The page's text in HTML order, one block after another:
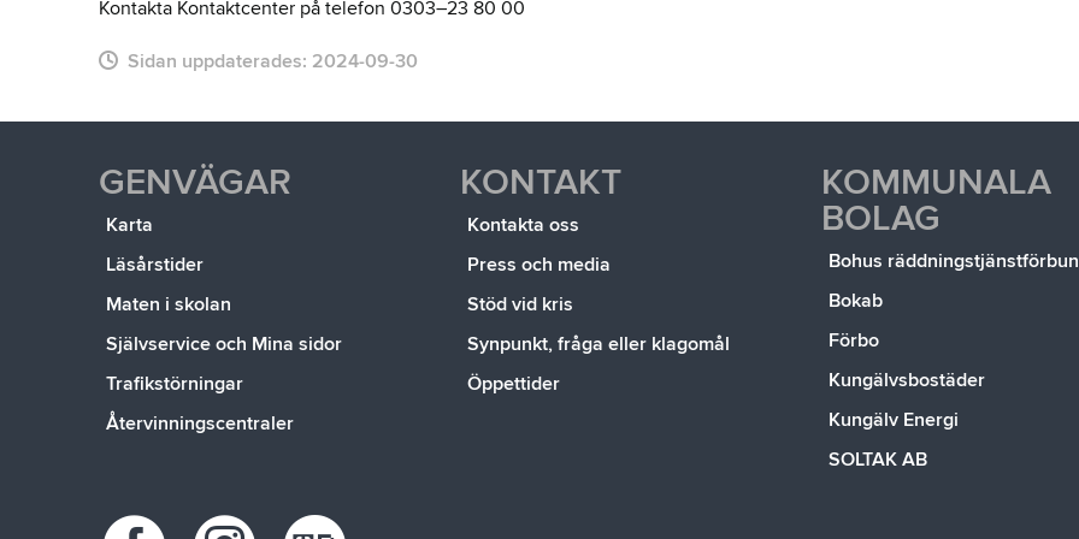
Kontakta Kontaktcenter på telefon 0303–23 80 00
Sidan uppdaterades: 2024-09-30
GENVÄGAR
Karta
Läsårstider
Maten i skolan
Självservice och Mina sidor
Trafikstörningar
Återvinningscentraler
KONTAKT
Kontakta oss
Press och media
Stöd vid kris
Synpunkt, fråga eller klagomål
Öppettider
KOMMUNALA
BOLAG
Bohus
Bokab
Förbo
Kungälvsbostäder
Kungälv Energi
SOLTAK AB